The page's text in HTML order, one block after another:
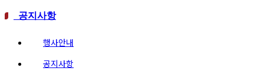
공지사항
행사안내
공지사항